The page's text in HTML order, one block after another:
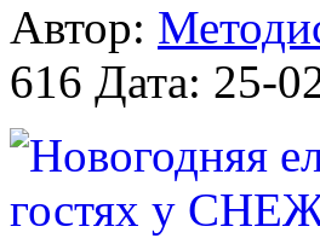
Автор:
616 Дата: 25-